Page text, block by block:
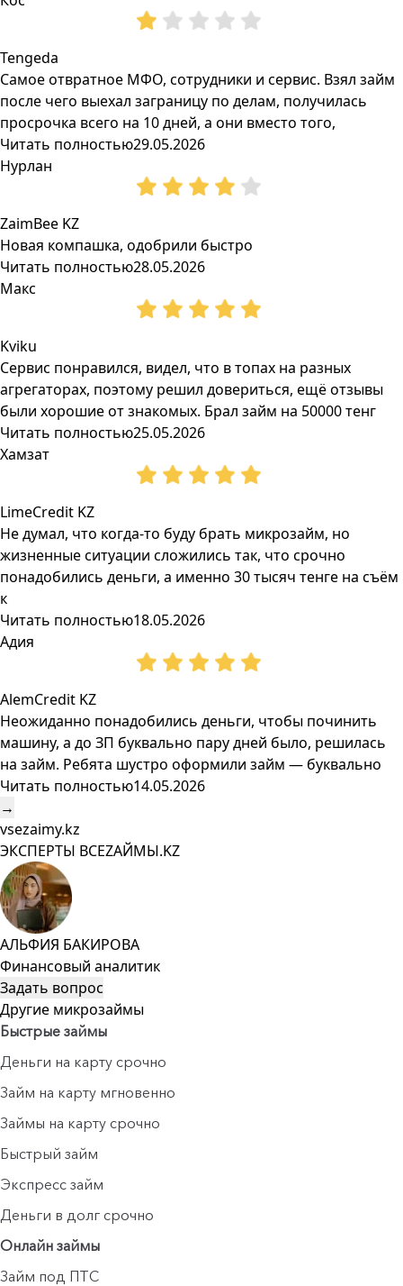
Tengeda
Самое отвратное МФО, сотрудники и сервис. Взял займ
после чего выехал заграницу по делам, получилась
просрочка всего на 10 дней, а они вместо того,
Читать полностью29.05.2026
Нурлан
ZaimBee KZ
Новая компашка, одобрили быстро
Читать полностью28.05.2026
Макс
Kviku
Сервис понравился, видел, что в топах на разных
агрегаторах, поэтому решил довериться, ещё отзывы
были хорошие от знакомых. Брал займ на 50000 тенг
Читать полностью25.05.2026
Хамзат
LimeCredit KZ
Не думал, что когда-то буду брать микрозайм, но
жизненные ситуации сложились так, что срочно
понадобились деньги, а именно 30 тысяч тенге на съём
к
Читать полностью18.05.2026
Адия
AlemCredit KZ
Неожиданно понадобились деньги, чтобы починить
машину, а до ЗП буквально пару дней было, решилась
на займ. Ребята шустро оформили займ — буквально
Читать полностью14.05.2026
→
vsezaimy.kz
ЭКСПЕРТЫ ВСЕZAЙМЫ.KZ
АЛЬФИЯ БАКИРОВА
Финансовый аналитик
Задать вопрос
Другие микрозаймы
Быстрые займы
Деньги на карту срочно
Займ на карту мгновенно
Займы на карту срочно
Быстрый займ
Экспресс займ
Деньги в долг срочно
Онлайн займы
Займ под ПТС